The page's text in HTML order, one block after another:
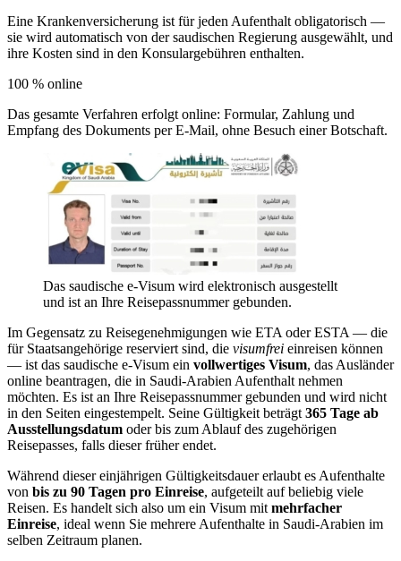
Eine Krankenversicherung ist für jeden Aufenthalt obligatorisch —
sie wird automatisch von der saudischen Regierung ausgewählt, und
ihre Kosten sind in den Konsulargebühren enthalten.
100 % online
Das gesamte Verfahren erfolgt online: Formular, Zahlung und
Empfang des Dokuments per E-Mail, ohne Besuch einer Botschaft.
Das saudische e-Visum wird elektronisch ausgestellt
und ist an Ihre Reisepassnummer gebunden.
Im Gegensatz zu Reisegenehmigungen wie ETA oder ESTA — die
für Staatsangehörige reserviert sind, die visumfrei einreisen können
— ist das saudische e-Visum ein vollwertiges Visum, das Ausländer
online beantragen, die in Saudi-Arabien Aufenthalt nehmen
möchten. Es ist an Ihre Reisepassnummer gebunden und wird nicht
in den Seiten eingestempelt. Seine Gültigkeit beträgt 365 Tage ab
Ausstellungsdatum oder bis zum Ablauf des zugehörigen
Reisepasses, falls dieser früher endet.
Während dieser einjährigen Gültigkeitsdauer erlaubt es Aufenthalte
von bis zu 90 Tagen pro Einreise, aufgeteilt auf beliebig viele
Reisen. Es handelt sich also um ein Visum mit mehrfacher
Einreise, ideal wenn Sie mehrere Aufenthalte in Saudi-Arabien im
selben Zeitraum planen.